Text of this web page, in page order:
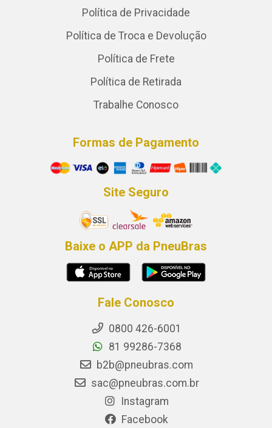
Política de Privacidade
Política de Troca e Devolução
Política de Frete
Política de Retirada
Trabalhe Conosco
Formas de Pagamento
Site Seguro
Baixe o APP da PneuBras
Fale Conosco
0800 426-6001
81 99286-7368
b2b@pneubras.com
sac@pneubras.com.br
Instagram
Facebook